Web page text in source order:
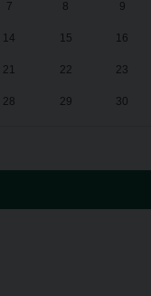
7 8 9
14 15 16
21 22 23
28 29 30